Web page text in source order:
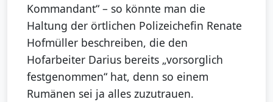
Kommandant“ – so könnte man die
Haltung der örtlichen Polizeichefin Renate
Hofmüller beschreiben, die den
Hofarbeiter Darius bereits „vorsorglich
festgenommen“ hat, denn so einem
Rumänen sei ja alles zuzutrauen.